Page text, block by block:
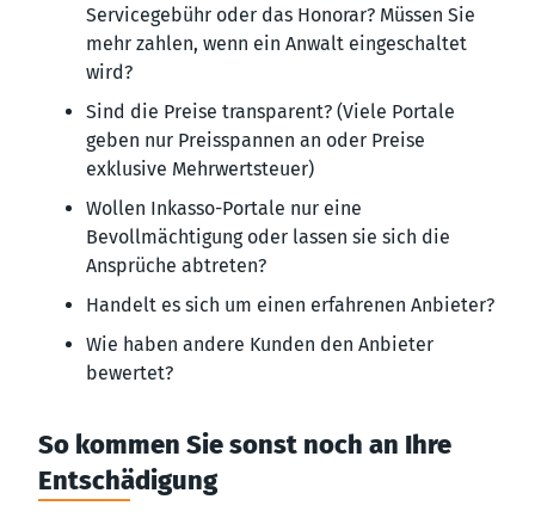
Servicegebühr oder das Honorar? Müssen Sie
mehr zahlen, wenn ein Anwalt eingeschaltet
wird?
Sind die Preise transparent? (Viele Portale
geben nur Preisspannen an oder Preise
exklusive Mehrwertsteuer)
Wollen Inkasso-Portale nur eine
Bevollmächtigung oder lassen sie sich die
Ansprüche abtreten?
Handelt es sich um einen erfahrenen Anbieter?
Wie haben andere Kunden den Anbieter
bewertet?
So kommen Sie sonst noch an Ihre
Entschädigung